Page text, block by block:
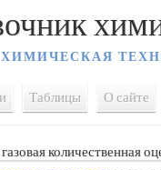
Таблицы О сайте
количественная